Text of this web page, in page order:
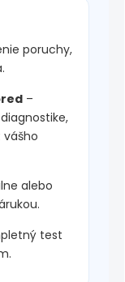
poruchy,
–
vášho
alebo
test